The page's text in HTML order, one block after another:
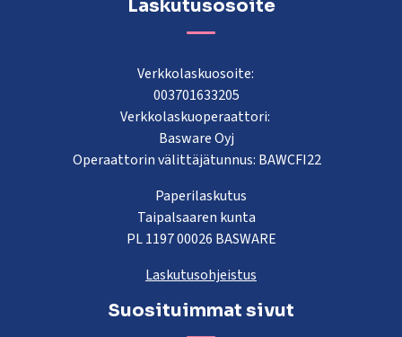
Laskutusosoite
Verkkolaskuosoite:
003701633205
Verkkolaskuoperaattori:
Basware Oyj
Operaattorin välittäjätunnus: BAWCFI22
Paperilaskutus
Taipalsaaren kunta
PL 1197 00026 BASWARE
Laskutusohjeistus
Suosituimmat sivut